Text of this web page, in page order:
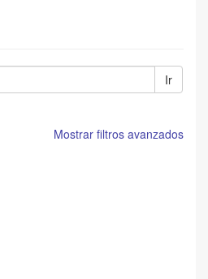
Ir
Mostrar filtros avanzados